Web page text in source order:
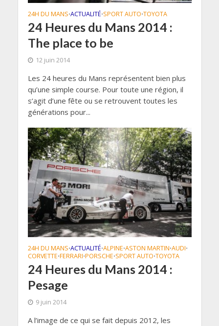
24H DU MANS•ACTUALITÉ•SPORT AUTO•TOYOTA
24 Heures du Mans 2014 :
The place to be
12 juin 2014
Les 24 heures du Mans représentent bien plus
qu’une simple course. Pour toute une région, il
s’agit d’une fête ou se retrouvent toutes les
générations pour...
24H DU MANS•ACTUALITÉ•ALPINE•ASTON MARTIN•AUDI•
CORVETTE•FERRARI•PORSCHE•SPORT AUTO•TOYOTA
24 Heures du Mans 2014 :
Pesage
9 juin 2014
A l’image de ce qui se fait depuis 2012, les